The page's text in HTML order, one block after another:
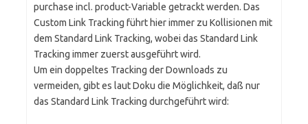
purchase incl. product-Variable getrackt werden. Das
Custom Link Tracking führt hier immer zu Kollisionen mit
dem Standard Link Tracking, wobei das Standard Link
Tracking immer zuerst ausgeführt wird.
Um ein doppeltes Tracking der Downloads zu
vermeiden, gibt es laut Doku die Möglichkeit, daß nur
das Standard Link Tracking durchgeführt wird: